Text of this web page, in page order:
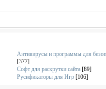
Антивирусы и программы для
[377]
Софт для раскрутки сайта [89]
Русификаторы для Игр [106]